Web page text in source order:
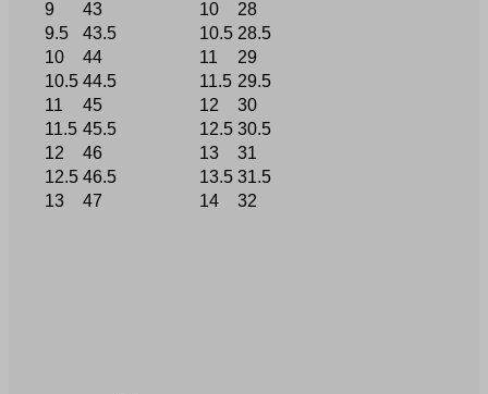
9
43 10
28
9.5
43.5 10.5 28.5
10
44 11
29
10.5 44.5 11.5 29.5
11
45 12
30
11.5 45.5 12.5 30.5
12
46 13
31
12.5 46.5 13.5 31.5
13
47 14 32